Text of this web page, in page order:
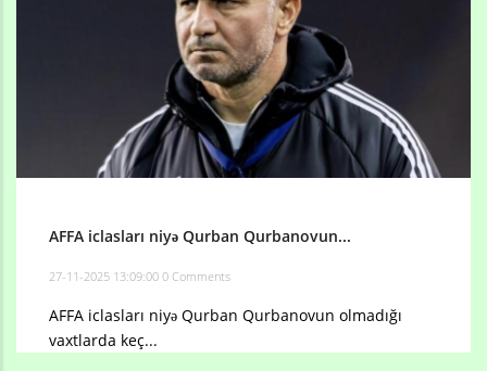
AFFA iclasları niyə Qurban Qurbanovun...
27-11-2025 13:09:00 0 Comments
AFFA iclasları niyə Qurban Qurbanovun olmadığı
vaxtlarda keç...